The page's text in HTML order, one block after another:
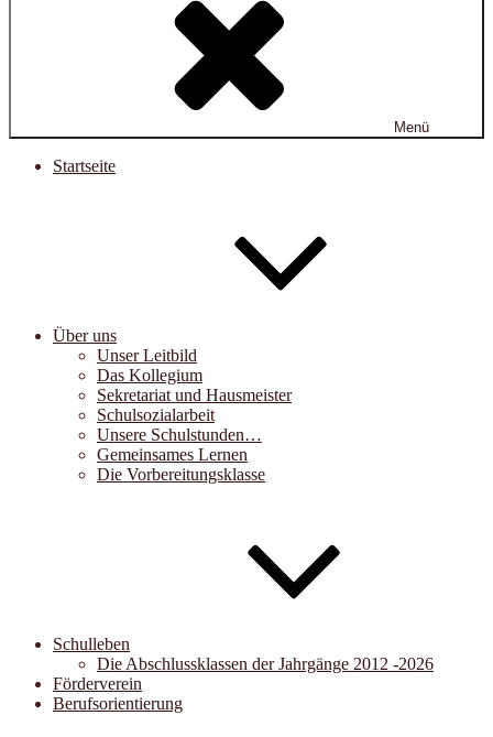
Menü
Startseite
Über uns
Unser Leitbild
Das Kollegium
Sekretariat und Hausmeister
Schulsozialarbeit
Unsere Schulstunden…
Gemeinsames Lernen
Die Vorbereitungsklasse
Schulleben
Die Abschlussklassen der Jahrgänge 2012 -2026
Förderverein
Berufsorientierung